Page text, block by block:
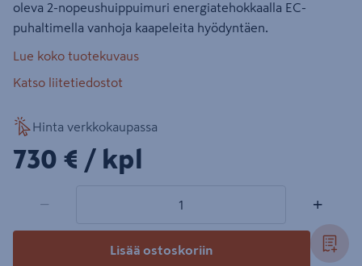
oleva 2-nopeushuippuimuri energiatehokkaalla EC-
puhaltimella vanhoja kaapeleita hyödyntäen.
Lue koko tuotekuvaus
Katso liitetiedostot
Hinta verkkokaupassa
730€/kpl
730 € / kpl
− +
Lisää ostoskoriin